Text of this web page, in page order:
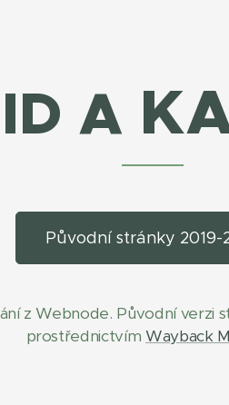
A
Původní stránky 2019-
z Webnode. Původní verzi
prostřednictvím Wayback